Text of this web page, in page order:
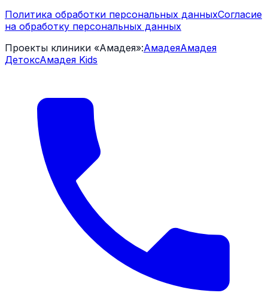
Политика обработки персональных данныхСогласие
на обработку персональных данных
Проекты клиники «Амадея»:АмадеяАмадея
ДетоксАмадея Kids